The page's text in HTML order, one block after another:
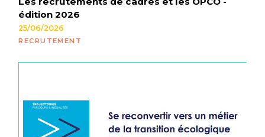
édition 2026
25/06/2026
RECRUTEMENT